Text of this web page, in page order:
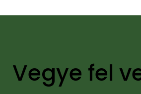
Vegye fel